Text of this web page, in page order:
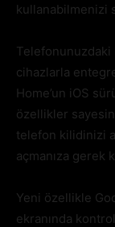
kullanabilmenizi
Telefonunuzdaki
cihazlarla
Home’un iOS
özellikler
telefon kilidinizi
açmanıza gerek
Yeni özellikle
ekranında